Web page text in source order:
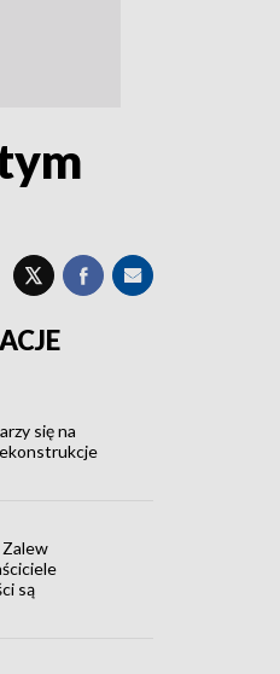
się na
Zalew
są